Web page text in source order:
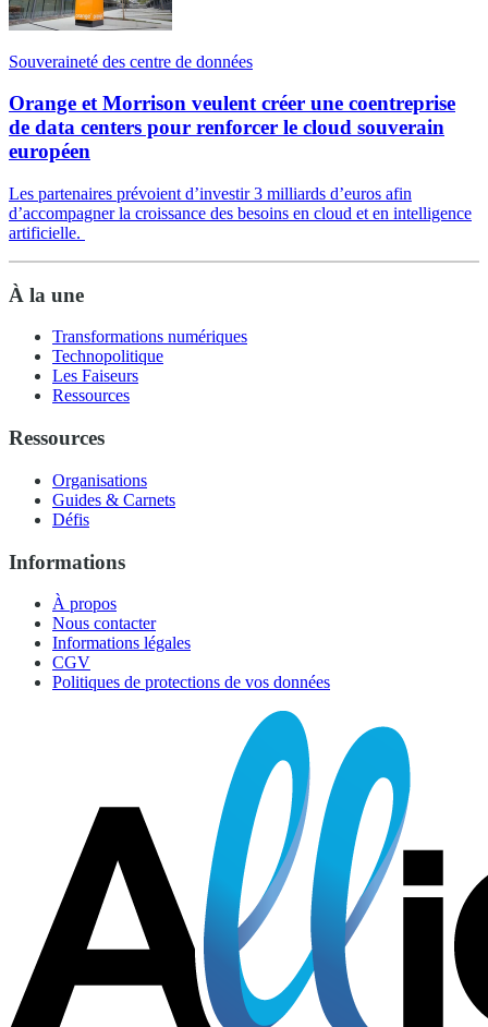
Souveraineté des centre de données
Orange et Morrison veulent créer une coentreprise
de data centers pour renforcer le cloud souverain
européen
Les partenaires prévoient d’investir 3 milliards d’euros afin
d’accompagner la croissance des besoins en cloud et en intelligence
artificielle.
À la une
Transformations numériques
Technopolitique
Les Faiseurs
Ressources
Ressources
Organisations
Guides & Carnets
Défis
Informations
À propos
Nous contacter
Informations légales
CGV
Politiques de protections de vos données